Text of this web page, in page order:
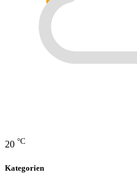
20 °C
Kategorien